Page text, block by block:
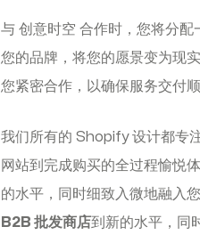
与 创意时空 合作时，您将分
您的品牌，将您的愿景变为现
您紧密合作，以确保服务交付顺
我们所有的 Shopify 设计都专
网站到完成购买的全过程愉悦
的水平，同时细致入微地融入
B2B 批发商店到新的水平，同